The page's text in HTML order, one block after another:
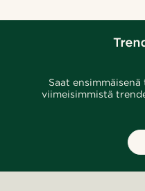
Saat
viimeisimmistä